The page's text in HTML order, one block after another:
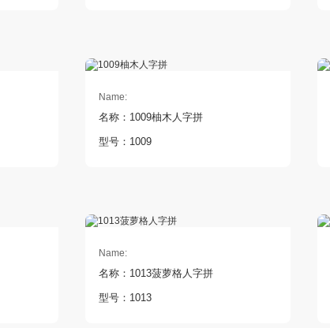
Name:
名称：1009柚木人字拼
型号：1009
Name:
名称：1013菠萝格人字拼
型号：1013